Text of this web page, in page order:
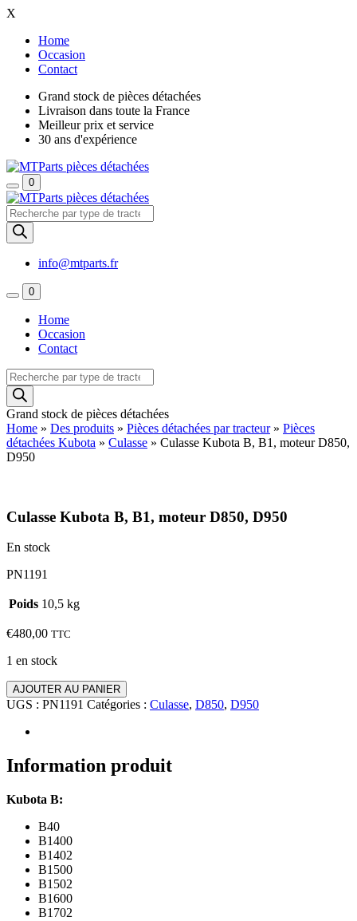
X
Home
Occasion
Contact
Grand stock de pièces détachées
Livraison dans toute la France
Meilleur prix et service
30 ans d'expérience
0
Recherche
de
produits
info@mtparts.fr
0
Home
Occasion
Contact
Recherche
de
produits
Grand stock de pièces détachées
Home » Des produits » Pièces détachées par tracteur» Pièces
détachées Kubota » Culasse » Culasse Kubota B, B1, moteur D850,
D950
Culasse Kubota B, B1, moteur D850, D950
En stock
PN1191
Poids 10,5 kg
€480,00 TTC
1 en stock
quantité
de
Kubota
B1,
moteur
D950
AJOUTER AU PANIER
UGS : PN1191 Catégories : Culasse, D850, D950
Information produit
Kubota B:
B40
B1400
B1402
B1500
B1502
B1600
B1702